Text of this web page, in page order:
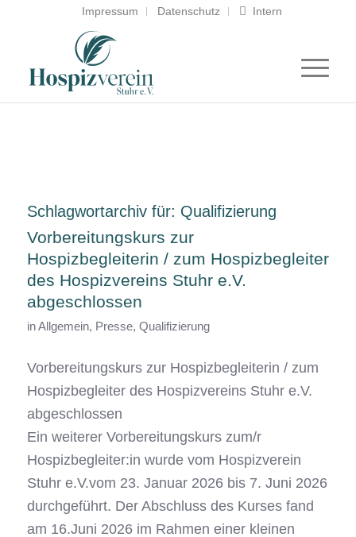
Impressum Datenschutz Intern
Schlagwortarchiv für: Qualifizierung
Vorbereitungskurs zur
Hospizbegleiterin / zum Hospizbegleiter
des Hospizvereins Stuhr e.V.
abgeschlossen
inAllgemein, Presse, Qualifizierung
Vorbereitungskurs zur Hospizbegleiterin / zum
Hospizbegleiter des Hospizvereins Stuhr e.V.
abgeschlossen
Ein weiterer Vorbereitungskurs zum/r
Hospizbegleiter:in wurde vom Hospizverein
Stuhr e.V.vom 23. Januar 2026 bis 7. Juni 2026
durchgeführt. Der Abschluss des Kurses fand
am 16.Juni 2026 im Rahmen einer kleinen